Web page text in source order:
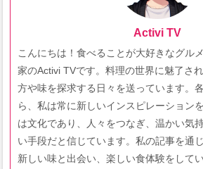
Activi TV
こんにちは！食べることが大好きなグル
家のActivi TVです。料理の世界に魅了さ
方や味を探求する日々を送っています。
ら、私は常に新しいインスピレーション
は文化であり、人々をつなぎ、温かい気
い手段だと信じています。私の記事を通
新しい味と出会い、楽しい食体験をして